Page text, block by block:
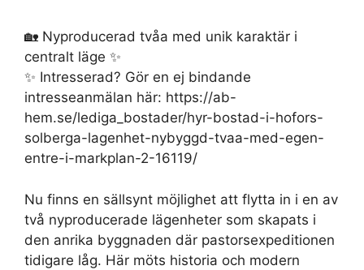
🏡 Nyproducerad tvåa med unik karaktär i
centralt läge ✨
✨ Intresserad? Gör en ej bindande
intresseanmälan här: https://ab-
hem.se/lediga_bostader/hyr-bostad-i-hofors-
solberga-lagenhet-nybyggd-tvaa-med-egen-
entre-i-markplan-2-16119/
Nu finns en sällsynt möjlighet att flytta in i en av
två nyproducerade lägenheter som skapats i
den anrika byggnaden där pastorsexpeditionen
tidigare låg. Här möts historia och modern